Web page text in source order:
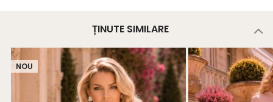
ȚINUTE SIMILARE
NOU